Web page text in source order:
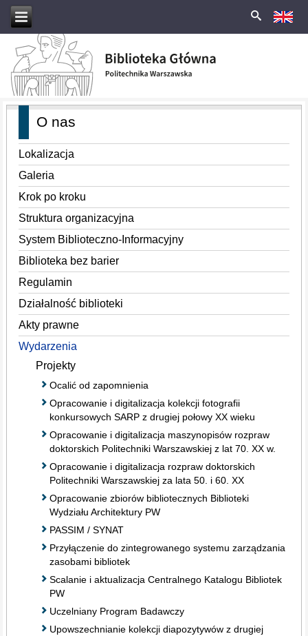
O nas
Lokalizacja
Galeria
Krok po kroku
Struktura organizacyjna
System Biblioteczno-Informacyjny
Biblioteka bez barier
Regulamin
Działalność biblioteki
Akty prawne
Wydarzenia
Projekty
Ocalić od zapomnienia
Opracowanie i digitalizacja kolekcji fotografii
konkursowych SARP z drugiej połowy XX wieku
Opracowanie i digitalizacja maszynopisów rozpraw
doktorskich Politechniki Warszawskiej z lat 70. XX w.
Opracowanie i digitalizacja rozpraw doktorskich
Politechniki Warszawskiej za lata 50. i 60. XX
Opracowanie zbiorów bibliotecznych Biblioteki
Wydziału Architektury PW
PASSIM / SYNAT
Przyłączenie do zintegrowanego systemu zarządzania
zasobami bibliotek
Scalanie i aktualizacja Centralnego Katalogu Bibliotek
PW
Uczelniany Program Badawczy
Upowszechnianie kolekcji diapozytywów z drugiej